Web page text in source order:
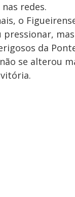
redes.
o
da
se alterou